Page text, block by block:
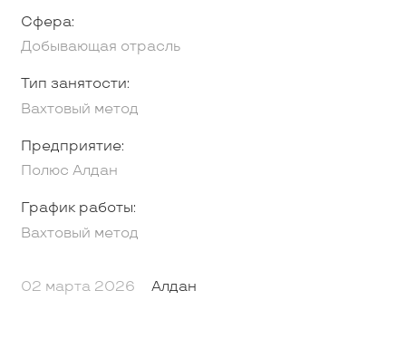
Сфера:
Добывающая отрасль
Тип занятости:
Вахтовый метод
Предприятие:
Полюс Алдан
График работы:
Вахтовый метод
02 марта 2026 Алдан